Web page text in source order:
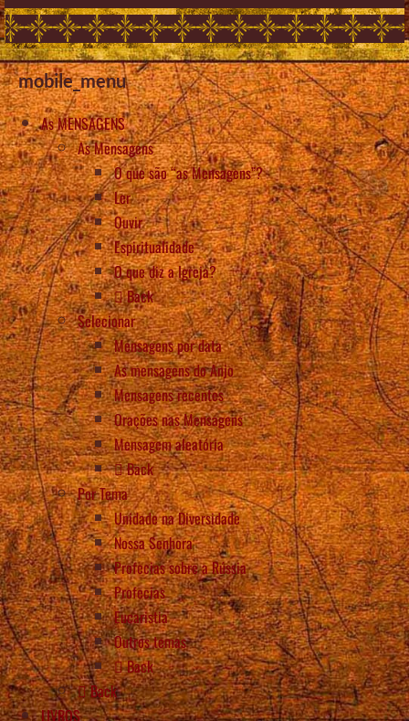
mobile_menu
As MENSAGENS
As Mensagens
O que são “as Mensagens”?
Ler
Ouvir
Espiritualidade
O que diz a Igreja?
Back
Selecionar
Mensagens por data
As mensagens do Anjo
Mensagens recentes
Orações nas Mensagens
Mensagem aleatória
Back
Por Tema
Unidade na Diversidade
Nossa Senhora
Profecias sobre a Rússia
Profecias
Eucaristia
Outros temas
Back
Back
LIVROS